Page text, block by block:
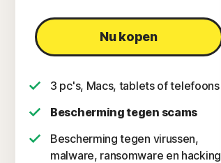
Nu kopen
3 pc's, Macs, tablets of telefoons
Bescherming tegen scams
Bescherming tegen virussen,
malware, ransomware en hacking